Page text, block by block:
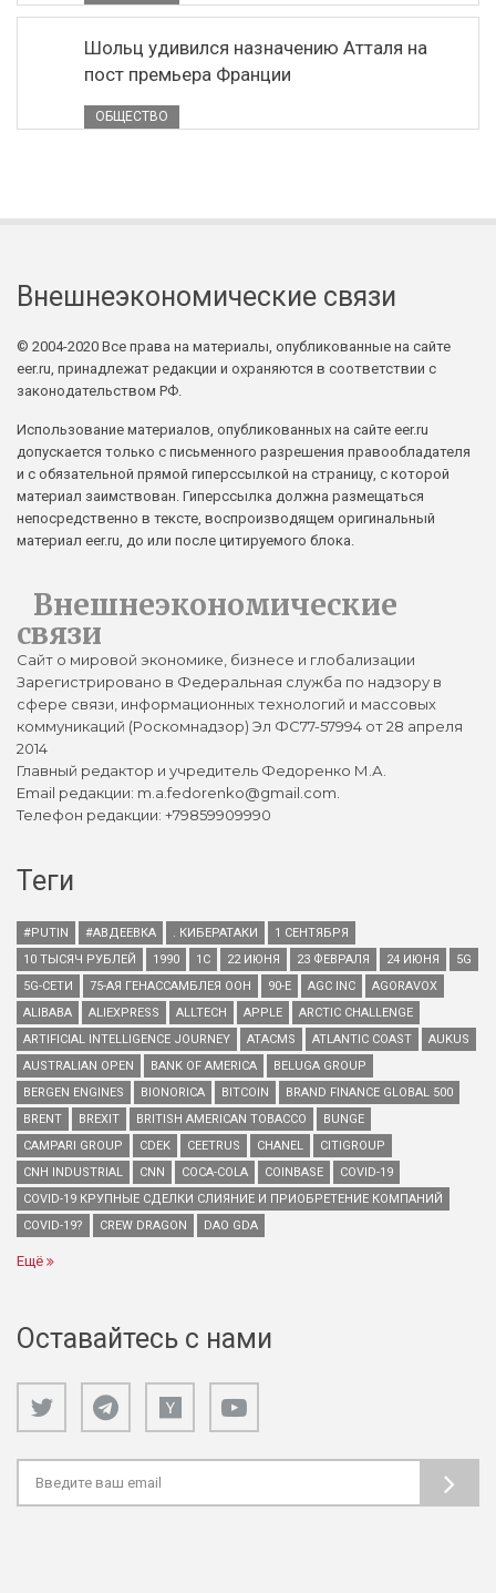
Шольц удивился назначению Атталя на
пост премьера Франции
ОБЩЕСТВО
Внешнеэкономические связи
© 2004-2020 Все права на материалы, опубликованные на сайте
eer.ru, принадлежат редакции и охраняются в соответствии с
законодательством РФ.
Использование материалов, опубликованных на сайте eer.ru
допускается только с письменного разрешения правообладателя
и с обязательной прямой гиперссылкой на страницу, с которой
материал заимствован. Гиперссылка должна размещаться
непосредственно в тексте, воспроизводящем оригинальный
материал eer.ru, до или после цитируемого блока.
Внешнеэкономические
связи
Сайт о мировой экономике, бизнесе и глобализации
Зарегистрировано в Федеральная служба по надзору в
сфере связи, информационных технологий и массовых
коммуникаций (Роскомнадзор) Эл ФС77-57994 от 28 апреля
2014
Главный редактор и учредитель Федоренко М.А.
Email редакции: m.a.fedorenko@gmail.com.
Телефон редакции: +79859909990
Теги
#PUTIN #АВДЕЕВКА . КИБЕРАТАКИ
1 СЕНТЯБРЯ
10 ТЫСЯЧ РУБЛЕЙ
1990 1С 22 ИЮНЯ 23 ФЕВРАЛЯ 24 ИЮНЯ
5G
5G-СЕТИ
75-АЯ ГЕНАССАМБЛЕЯ ООН 90-Е AGC INC
AGORAVOX
ALIBABA
ALIEXPRESS ALLTECH APPLE
ARCTIC CHALLENGE
ARTIFICIAL INTELLIGENCE JOURNEY
ATACMS ATLANTIC COAST
AUKUS
AUSTRALIAN OPEN
BANK OF AMERICA
BELUGA GROUP
BERGEN ENGINES
BIONORICA BITCOIN
BRAND FINANCE GLOBAL 500
BRENT
BREXIT BRITISH AMERICAN TOBACCO
BUNGE
CAMPARI GROUP
CDEK CEETRUS CHANEL
CITIGROUP
CNH INDUSTRIAL
CNN COCA-COLA COINBASE
COVID-19
COVID-19 КРУПНЫЕ СДЕЛКИ СЛИЯНИЕ И ПРИОБРЕТЕНИЕ КОМПАНИЙ
COVID-19?
CREW DRAGON DAO GDA
Ещё
Оставайтесь с нами